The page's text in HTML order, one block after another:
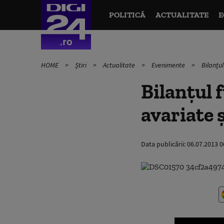
POLITICĂ ACTUALITATE
HOME Știri Actualitate Evenimente
Bilanţul
avariate
Data publicării:06.07.2013